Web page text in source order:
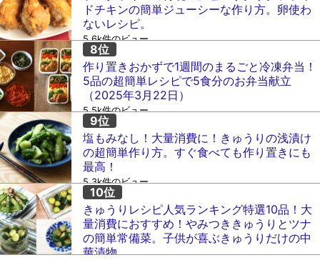
ドチキンの簡単ジューシーな作り方。卵使わ
ないレシピ。
5.6k件のビュー
作り置きおかずで1週間のまるごと冷凍弁当！
5品の超簡単レシピで5食分のお弁当献立
（2025年3月22日）
5.5k件のビュー
塩もみなし！大量消費に！きゅうりの浅漬け
の超簡単作り方。すぐ食べても作り置きにも
最高！
5.3k件のビュー
きゅうりレシピ人気ランキング特選10品！大
量消費におすすめ！やみつききゅうりとツナ
の簡単常備菜。子供が喜ぶきゅうりだけの中
華漬物。